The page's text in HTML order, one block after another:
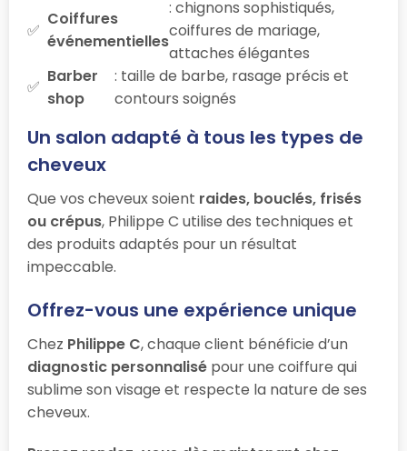
Coiffures
événementielles
: chignons sophistiqués,
coiffures de mariage,
attaches élégantes
Barber
shop
: taille de barbe, rasage précis et
contours soignés
Un salon adapté à tous les types de
cheveux
Que vos cheveux soient raides, bouclés, frisés
ou crépus, Philippe C utilise des techniques et
des produits adaptés pour un résultat
impeccable.
Offrez-vous une expérience unique
Chez Philippe C, chaque client bénéficie d’un
diagnostic personnalisé pour une coiffure qui
sublime son visage et respecte la nature de ses
cheveux.